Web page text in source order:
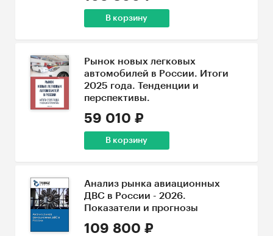
В корзину
Рынок новых легковых
автомобилей в России. Итоги
2025 года. Тенденции и
перспективы.
59 010 ₽
В корзину
Анализ рынка авиационных
ДВС в России - 2026.
Показатели и прогнозы
109 800 ₽